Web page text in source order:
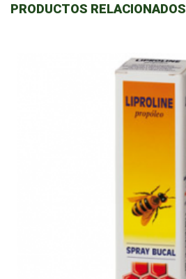
PRODUCTOS RELACIONADOS